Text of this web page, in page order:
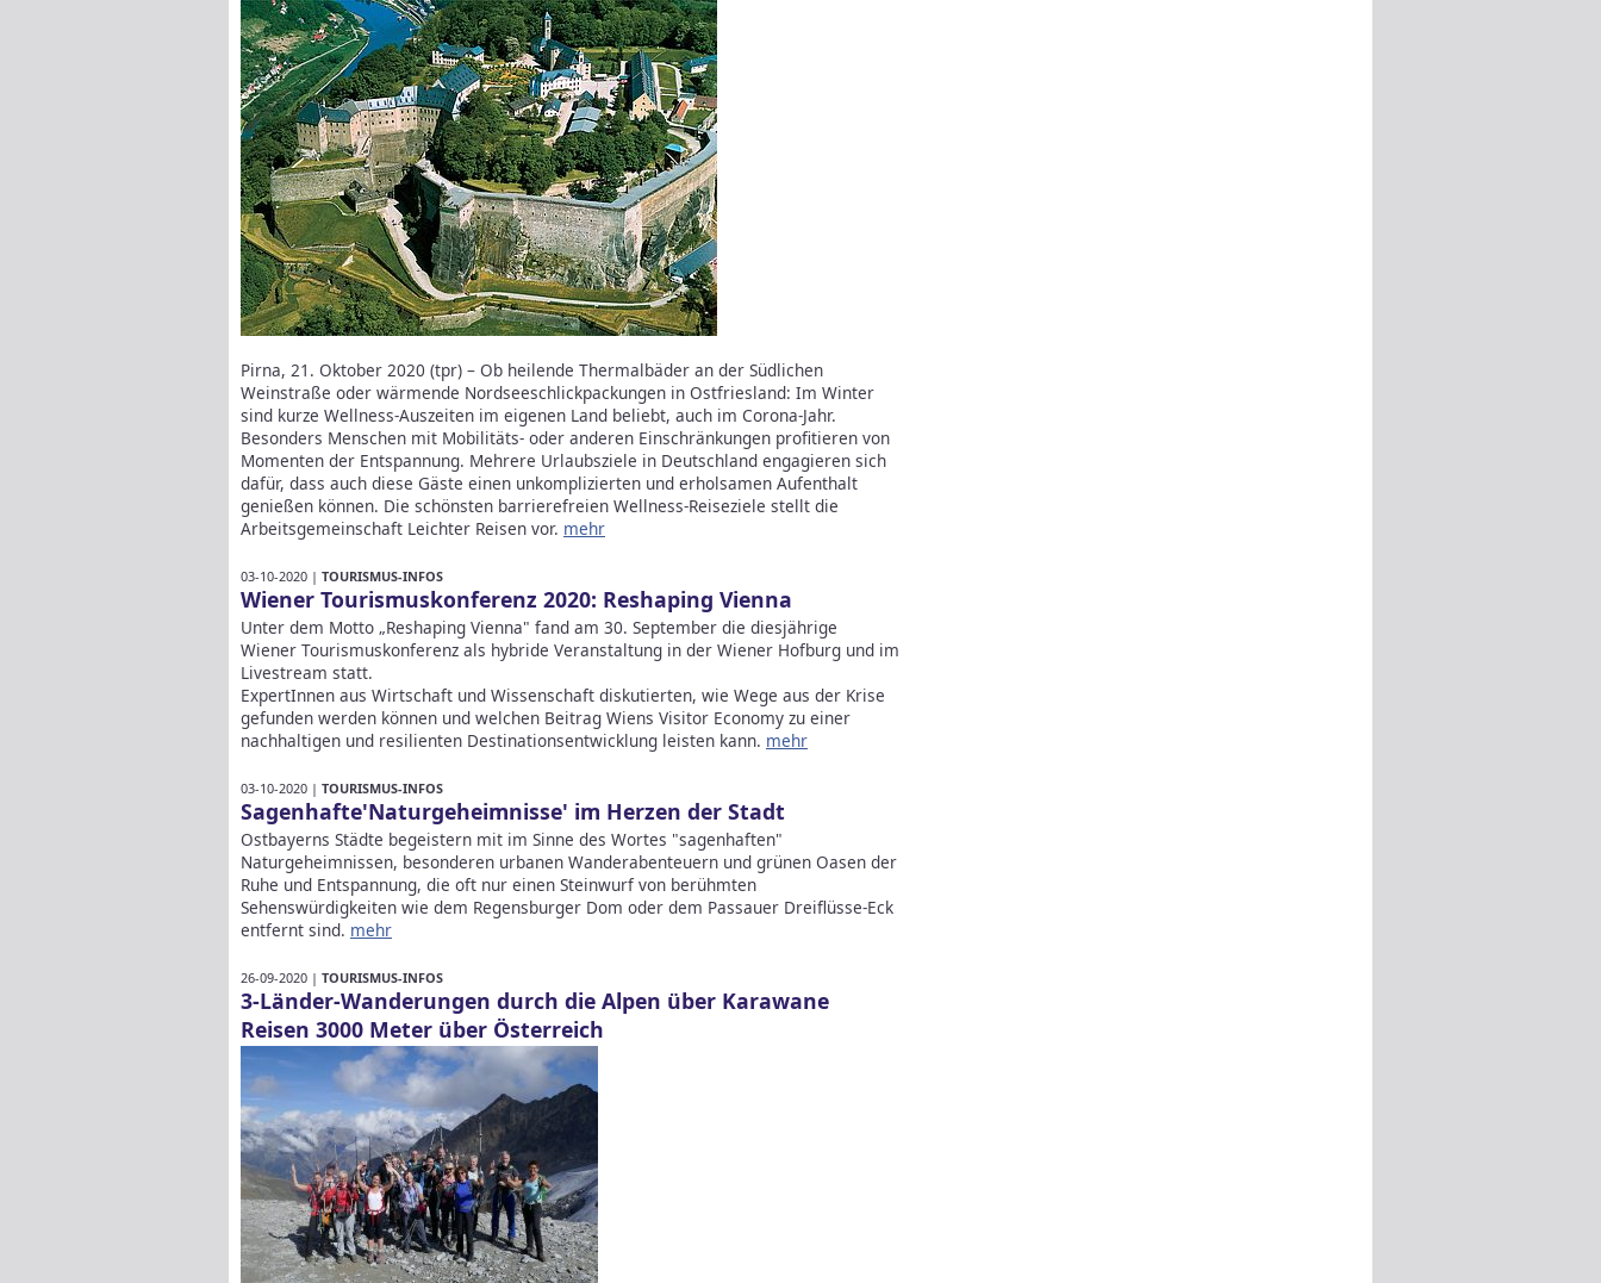
Pirna, 21. Oktober 2020 (tpr) – Ob heilende Thermalbäder an der Südlichen
Weinstraße oder wärmende Nordseeschlickpackungen in Ostfriesland: Im Winter
sind kurze Wellness-Auszeiten im eigenen Land beliebt, auch im Corona-Jahr.
Besonders Menschen mit Mobilitäts- oder anderen Einschränkungen profitieren von
Momenten der Entspannung. Mehrere Urlaubsziele in Deutschland engagieren sich
dafür, dass auch diese Gäste einen unkomplizierten und erholsamen Aufenthalt
genießen können. Die schönsten barrierefreien Wellness-Reiseziele stellt die
Arbeitsgemeinschaft Leichter Reisen vor. mehr
03-10-2020 | TOURISMUS-INFOS
Wiener Tourismuskonferenz 2020: Reshaping Vienna
Unter dem Motto „Reshaping Vienna" fand am 30. September die diesjährige
Wiener Tourismuskonferenz als hybride Veranstaltung in der Wiener Hofburg und im
Livestream statt.
ExpertInnen aus Wirtschaft und Wissenschaft diskutierten, wie Wege aus der Krise
gefunden werden können und welchen Beitrag Wiens Visitor Economy zu einer
nachhaltigen und resilienten Destinationsentwicklung leisten kann. mehr
03-10-2020 | TOURISMUS-INFOS
Sagenhafte'Naturgeheimnisse' im Herzen der Stadt
Ostbayerns Städte begeistern mit im Sinne des Wortes "sagenhaften"
Naturgeheimnissen, besonderen urbanen Wanderabenteuern und grünen Oasen der
Ruhe und Entspannung, die oft nur einen Steinwurf von berühmten
Sehenswürdigkeiten wie dem Regensburger Dom oder dem Passauer Dreiflüsse-Eck
entfernt sind. mehr
26-09-2020 | TOURISMUS-INFOS
3-Länder-Wanderungen durch die Alpen über Karawane
Reisen 3000 Meter über Österreich